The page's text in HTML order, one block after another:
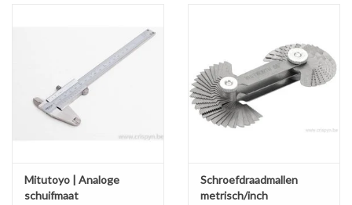
Mitutoyo | Analoge
schuifmaat
Schroefdraadmallen
metrisch/inch